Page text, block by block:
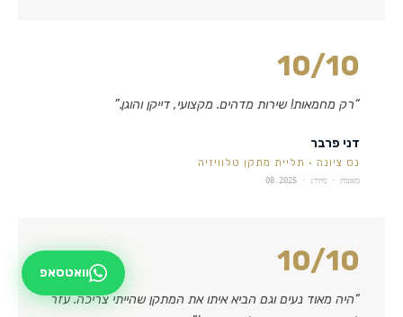
10/10
“רק מחמאות! שירות מדהים. מקצועי, דייקן והוגן.”
דני פרבר
נס ציונה · תליית מתקן טלוויזיה
מאומת · מידרג · 08.2025
10/10
“היה מאוד נעים וגם הביא איתו את המתקן שהייתי צריכה. עזר
וואטסאפ